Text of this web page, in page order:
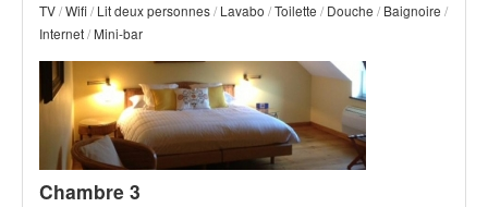
TV/Wifi/ Lit deux personnes/ Lavabo /Toilette / Douche / Baignoire /
Internet/ Mini-bar
Chambre 3